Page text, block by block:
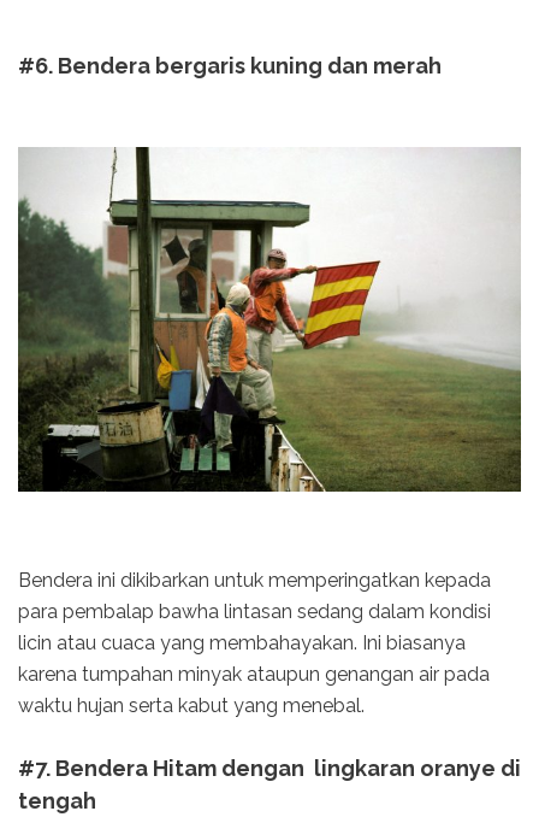
#6. Bendera bergaris kuning dan merah
Bendera ini dikibarkan untuk memperingatkan kepada
para pembalap bawha lintasan sedang dalam kondisi
licin atau cuaca yang membahayakan. Ini biasanya
karena tumpahan minyak ataupun genangan air pada
waktu hujan serta kabut yang menebal.
#7. Bendera Hitam dengan lingkaran oranye di
tengah